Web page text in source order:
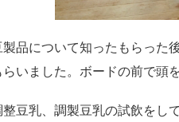
品について知ったもらった
いました。ボードの前で頭
豆乳、調製豆乳の試飲をし